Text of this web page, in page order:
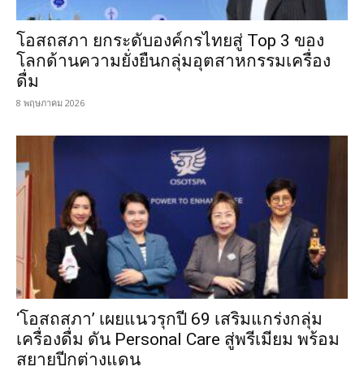
โอสถสภา ยกระดับองค์กรไทยสู่ Top 3 ของ
โลกด้านความยั่งยืนกลุ่มอุตสาหกรรมเครื่อง
ดื่ม
8 พฤษภาคม 2026
‘โอสถสภา’ เผยแนวรุกปี 69 เสริมแกร่งกลุ่ม
เครื่องดื่ม ดัน Personal Care สู่พรีเมียม พร้อม
สยายปีกต่างแดน